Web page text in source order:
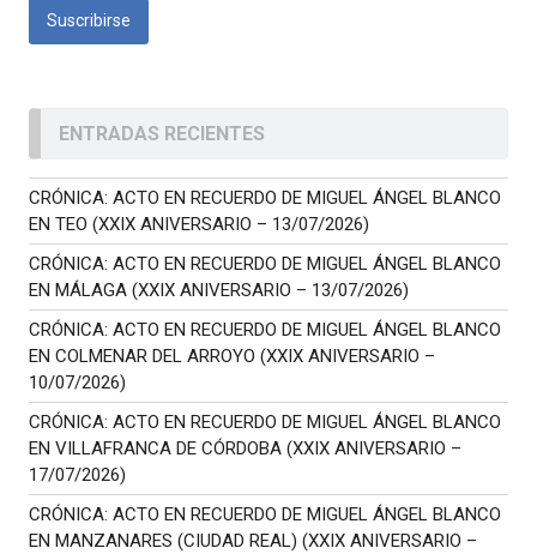
ENTRADAS RECIENTES
CRÓNICA: ACTO EN RECUERDO DE MIGUEL ÁNGEL BLANCO
EN TEO (XXIX ANIVERSARIO – 13/07/2026)
CRÓNICA: ACTO EN RECUERDO DE MIGUEL ÁNGEL BLANCO
EN MÁLAGA (XXIX ANIVERSARIO – 13/07/2026)
CRÓNICA: ACTO EN RECUERDO DE MIGUEL ÁNGEL BLANCO
EN COLMENAR DEL ARROYO (XXIX ANIVERSARIO –
10/07/2026)
CRÓNICA: ACTO EN RECUERDO DE MIGUEL ÁNGEL BLANCO
EN VILLAFRANCA DE CÓRDOBA (XXIX ANIVERSARIO –
17/07/2026)
CRÓNICA: ACTO EN RECUERDO DE MIGUEL ÁNGEL BLANCO
EN MANZANARES (CIUDAD REAL) (XXIX ANIVERSARIO –